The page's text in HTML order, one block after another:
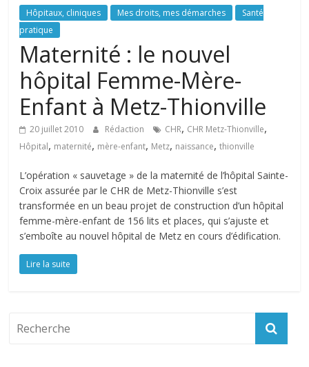
de
toute
famille
Hôpitaux, cliniques Mes droits, mes démarches
Santé
pratique
Maternité : le nouvel
hôpital Femme-Mère-
Enfant à Metz-Thionville
20 juillet 2010 Rédaction CHR, CHR Metz-Thionville,
Hôpital, maternité, mère-enfant, Metz, naissance,thionville
L’opération « sauvetage » de la maternité de l’hôpital Sainte-
Croix assurée par le CHR de Metz-Thionville s’est
transformée en un beau projet de construction d’un hôpital
femme-mère-enfant de 156 lits et places, qui s’ajuste et
s’emboîte au nouvel hôpital de Metz en cours d’édification.
Lire la suite